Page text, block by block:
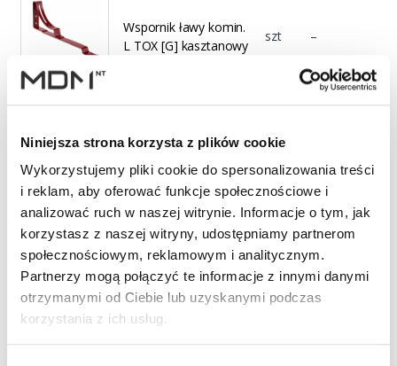
Niniejsza strona korzysta z plików cookie
Wykorzystujemy pliki cookie do spersonalizowania treści
i reklam, aby oferować funkcje społecznościowe i
analizować ruch w naszej witrynie. Informacje o tym, jak
korzystasz z naszej witryny, udostępniamy partnerom
społecznościowym, reklamowym i analitycznym.
Partnerzy mogą połączyć te informacje z innymi danymi
otrzymanymi od Ciebie lub uzyskanymi podczas
korzystania z ich usług.
Wspornik ławy komin.
L TOX [G] kasztanowy
szt –
L TOX [G] brązowy
szt
Wspornik ławy komin.
L TOX [G]
ciemnobrązowy
szt –